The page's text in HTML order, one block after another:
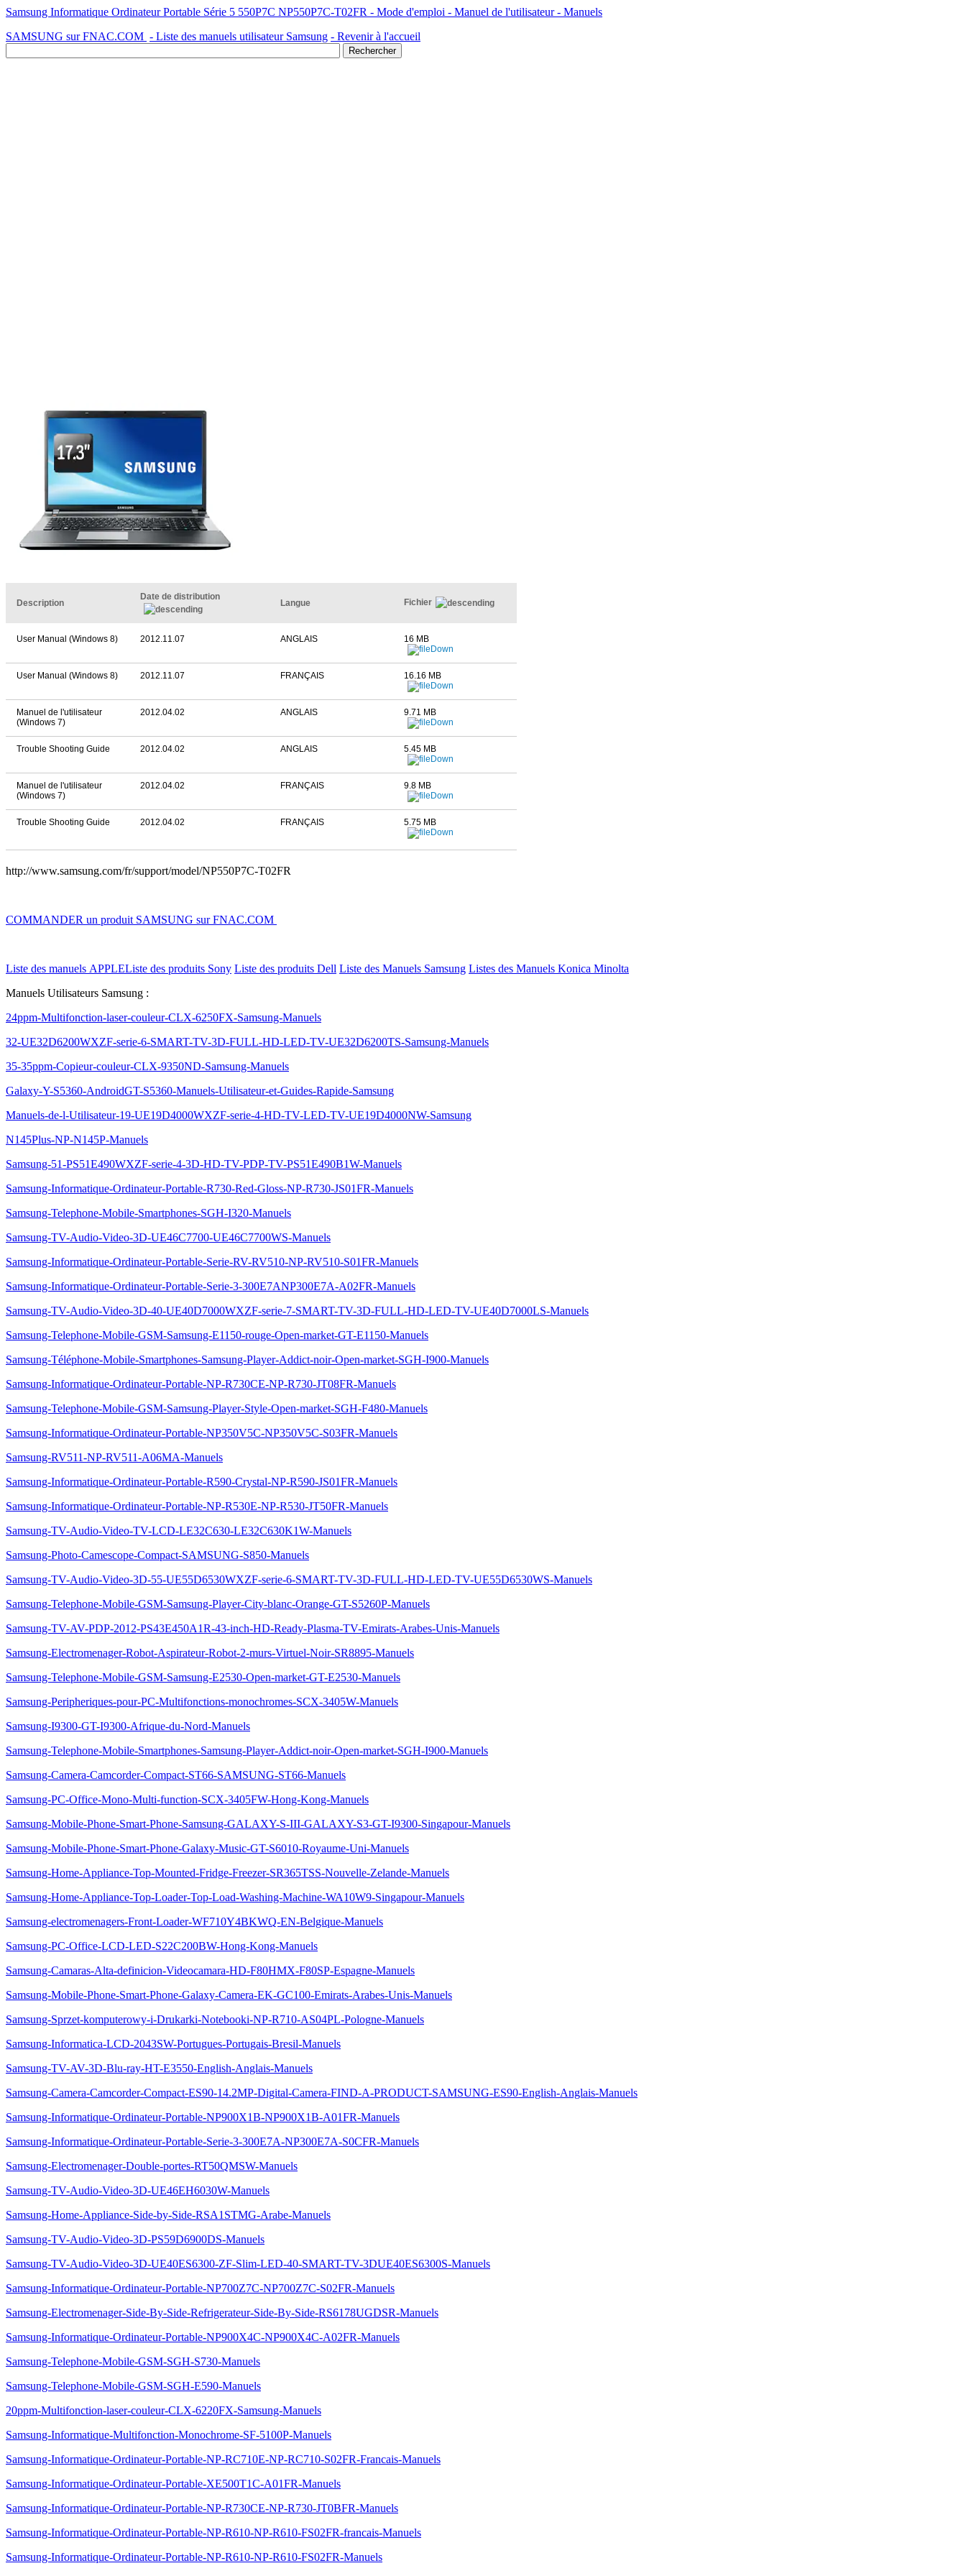
Samsung Informatique Ordinateur Portable Série 5 550P7C NP550P7C-T02FR - Mode d'emploi - Manuel de l'utilisateur - Manuels
SAMSUNG sur FNAC.COM - Liste des manuels utilisateur Samsung - Revenir à l'accueil
Description
Date de distribution
Langue Fichier
User Manual (Windows 8) 2012.11.07 ANGLAIS 16 MB
User Manual (Windows 8) 2012.11.07 FRANÇAIS 16.16 MB
Manuel de l'utilisateur
(Windows 7)
2012.04.02 ANGLAIS 9.71 MB
Trouble Shooting Guide 2012.04.02 ANGLAIS 5.45 MB
Manuel de l'utilisateur
(Windows 7)
2012.04.02 FRANÇAIS 9.8 MB
Trouble Shooting Guide 2012.04.02 FRANÇAIS 5.75 MB
http://www.samsung.com/fr/support/model/NP550P7C-T02FR
COMMANDER un produit SAMSUNG sur FNAC.COM
Liste des manuels APPLEListe des produits Sony Liste des produits Dell Liste des Manuels Samsung Listes des Manuels Konica Minolta
Manuels Utilisateurs Samsung :
24ppm-Multifonction-laser-couleur-CLX-6250FX-Samsung-Manuels
32-UE32D6200WXZF-serie-6-SMART-TV-3D-FULL-HD-LED-TV-UE32D6200TS-Samsung-Manuels
35-35ppm-Copieur-couleur-CLX-9350ND-Samsung-Manuels
Galaxy-Y-S5360-AndroidGT-S5360-Manuels-Utilisateur-et-Guides-Rapide-Samsung
Manuels-de-l-Utilisateur-19-UE19D4000WXZF-serie-4-HD-TV-LED-TV-UE19D4000NW-Samsung
N145Plus-NP-N145P-Manuels
Samsung-51-PS51E490WXZF-serie-4-3D-HD-TV-PDP-TV-PS51E490B1W-Manuels
Samsung-Informatique-Ordinateur-Portable-R730-Red-Gloss-NP-R730-JS01FR-Manuels
Samsung-Telephone-Mobile-Smartphones-SGH-I320-Manuels
Samsung-TV-Audio-Video-3D-UE46C7700-UE46C7700WS-Manuels
Samsung-Informatique-Ordinateur-Portable-Serie-RV-RV510-NP-RV510-S01FR-Manuels
Samsung-Informatique-Ordinateur-Portable-Serie-3-300E7ANP300E7A-A02FR-Manuels
Samsung-TV-Audio-Video-3D-40-UE40D7000WXZF-serie-7-SMART-TV-3D-FULL-HD-LED-TV-UE40D7000LS-Manuels
Samsung-Telephone-Mobile-GSM-Samsung-E1150-rouge-Open-market-GT-E1150-Manuels
Samsung-Téléphone-Mobile-Smartphones-Samsung-Player-Addict-noir-Open-market-SGH-I900-Manuels
Samsung-Informatique-Ordinateur-Portable-NP-R730CE-NP-R730-JT08FR-Manuels
Samsung-Telephone-Mobile-GSM-Samsung-Player-Style-Open-market-SGH-F480-Manuels
Samsung-Informatique-Ordinateur-Portable-NP350V5C-NP350V5C-S03FR-Manuels
Samsung-RV511-NP-RV511-A06MA-Manuels
Samsung-Informatique-Ordinateur-Portable-R590-Crystal-NP-R590-JS01FR-Manuels
Samsung-Informatique-Ordinateur-Portable-NP-R530E-NP-R530-JT50FR-Manuels
Samsung-TV-Audio-Video-TV-LCD-LE32C630-LE32C630K1W-Manuels
Samsung-Photo-Camescope-Compact-SAMSUNG-S850-Manuels
Samsung-TV-Audio-Video-3D-55-UE55D6530WXZF-serie-6-SMART-TV-3D-FULL-HD-LED-TV-UE55D6530WS-Manuels
Samsung-Telephone-Mobile-GSM-Samsung-Player-City-blanc-Orange-GT-S5260P-Manuels
Samsung-TV-AV-PDP-2012-PS43E450A1R-43-inch-HD-Ready-Plasma-TV-Emirats-Arabes-Unis-Manuels
Samsung-Electromenager-Robot-Aspirateur-Robot-2-murs-Virtuel-Noir-SR8895-Manuels
Samsung-Telephone-Mobile-GSM-Samsung-E2530-Open-market-GT-E2530-Manuels
Samsung-Peripheriques-pour-PC-Multifonctions-monochromes-SCX-3405W-Manuels
Samsung-I9300-GT-I9300-Afrique-du-Nord-Manuels
Samsung-Telephone-Mobile-Smartphones-Samsung-Player-Addict-noir-Open-market-SGH-I900-Manuels
Samsung-Camera-Camcorder-Compact-ST66-SAMSUNG-ST66-Manuels
Samsung-PC-Office-Mono-Multi-function-SCX-3405FW-Hong-Kong-Manuels
Samsung-Mobile-Phone-Smart-Phone-Samsung-GALAXY-S-III-GALAXY-S3-GT-I9300-Singapour-Manuels
Samsung-Mobile-Phone-Smart-Phone-Galaxy-Music-GT-S6010-Royaume-Uni-Manuels
Samsung-Home-Appliance-Top-Mounted-Fridge-Freezer-SR365TSS-Nouvelle-Zelande-Manuels
Samsung-Home-Appliance-Top-Loader-Top-Load-Washing-Machine-WA10W9-Singapour-Manuels
Samsung-electromenagers-Front-Loader-WF710Y4BKWQ-EN-Belgique-Manuels
Samsung-PC-Office-LCD-LED-S22C200BW-Hong-Kong-Manuels
Samsung-Camaras-Alta-definicion-Videocamara-HD-F80HMX-F80SP-Espagne-Manuels
Samsung-Mobile-Phone-Smart-Phone-Galaxy-Camera-EK-GC100-Emirats-Arabes-Unis-Manuels
Samsung-Sprzet-komputerowy-i-Drukarki-Notebooki-NP-R710-AS04PL-Pologne-Manuels
Samsung-Informatica-LCD-2043SW-Portugues-Portugais-Bresil-Manuels
Samsung-TV-AV-3D-Blu-ray-HT-E3550-English-Anglais-Manuels
Samsung-Camera-Camcorder-Compact-ES90-14.2MP-Digital-Camera-FIND-A-PRODUCT-SAMSUNG-ES90-English-Anglais-Manuels
Samsung-Informatique-Ordinateur-Portable-NP900X1B-NP900X1B-A01FR-Manuels
Samsung-Informatique-Ordinateur-Portable-Serie-3-300E7A-NP300E7A-S0CFR-Manuels
Samsung-Electromenager-Double-portes-RT50QMSW-Manuels
Samsung-TV-Audio-Video-3D-UE46EH6030W-Manuels
Samsung-Home-Appliance-Side-by-Side-RSA1STMG-Arabe-Manuels
Samsung-TV-Audio-Video-3D-PS59D6900DS-Manuels
Samsung-TV-Audio-Video-3D-UE40ES6300-ZF-Slim-LED-40-SMART-TV-3DUE40ES6300S-Manuels
Samsung-Informatique-Ordinateur-Portable-NP700Z7C-NP700Z7C-S02FR-Manuels
Samsung-Electromenager-Side-By-Side-Refrigerateur-Side-By-Side-RS6178UGDSR-Manuels
Samsung-Informatique-Ordinateur-Portable-NP900X4C-NP900X4C-A02FR-Manuels
Samsung-Telephone-Mobile-GSM-SGH-S730-Manuels
Samsung-Telephone-Mobile-GSM-SGH-E590-Manuels
20ppm-Multifonction-laser-couleur-CLX-6220FX-Samsung-Manuels
Samsung-Informatique-Multifonction-Monochrome-SF-5100P-Manuels
Samsung-Informatique-Ordinateur-Portable-NP-RC710E-NP-RC710-S02FR-Francais-Manuels
Samsung-Informatique-Ordinateur-Portable-XE500T1C-A01FR-Manuels
Samsung-Informatique-Ordinateur-Portable-NP-R730CE-NP-R730-JT0BFR-Manuels
Samsung-Informatique-Ordinateur-Portable-NP-R610-NP-R610-FS02FR-francais-Manuels
Samsung-Informatique-Ordinateur-Portable-NP-R610-NP-R610-FS02FR-Manuels